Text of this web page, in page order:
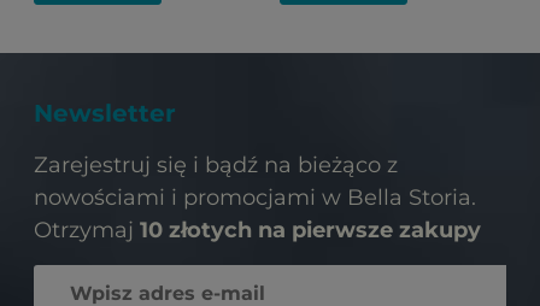
Newsletter
Zarejestruj się i bądź na bieżąco z
nowościami i promocjami w Bella Storia.
Otrzymaj 10 złotych na pierwsze zakupy